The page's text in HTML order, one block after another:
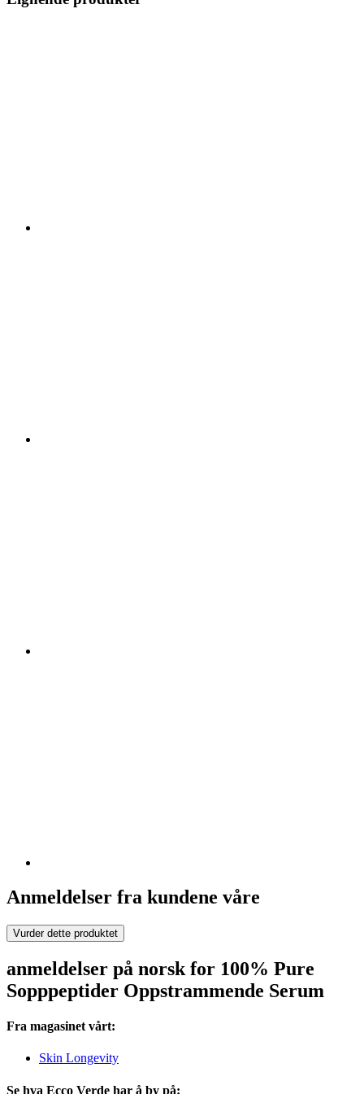
Anmeldelser fra kundene våre
Vurder dette produktet
anmeldelser på norsk for 100% Pure
Sopppeptider Oppstrammende Serum
Fra magasinet vårt:
Skin Longevity
Se hva Ecco Verde har å by på: